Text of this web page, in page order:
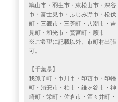
鳩山市・羽生市・東松山市・深谷
市・富士見市・ふじみ野市・松伏
町・三郷市・三芳町・八潮市・吉
見町・和光市・鷲宮町・蕨市
※ご希望に記載以外、市町村出張
可。
【千葉県】
我孫子町・市川市・印西市・印幡
町・浦安市・柏市・鎌ヶ谷市・神
崎町・栄町・佐倉市・酒々井町・